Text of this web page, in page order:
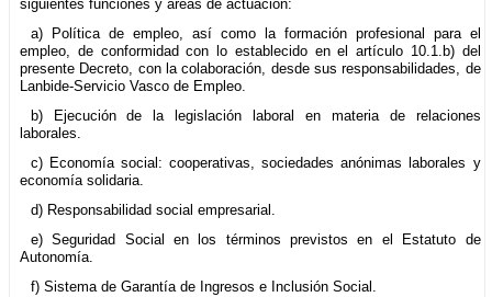
siguientes funciones y áreas de actuación:
a) Política de empleo, así como la formación profesional para el
empleo, de conformidad con lo establecido en el artículo 10.1.b) del
presente Decreto, con la colaboración, desde sus responsabilidades, de
Lanbide-Servicio Vasco de Empleo.
b) Ejecución de la legislación laboral en materia de relaciones
laborales.
c) Economía social: cooperativas, sociedades anónimas laborales y
economía solidaria.
d) Responsabilidad social empresarial.
e) Seguridad Social en los términos previstos en el Estatuto de
Autonomía.
f) Sistema de Garantía de Ingresos e Inclusión Social.